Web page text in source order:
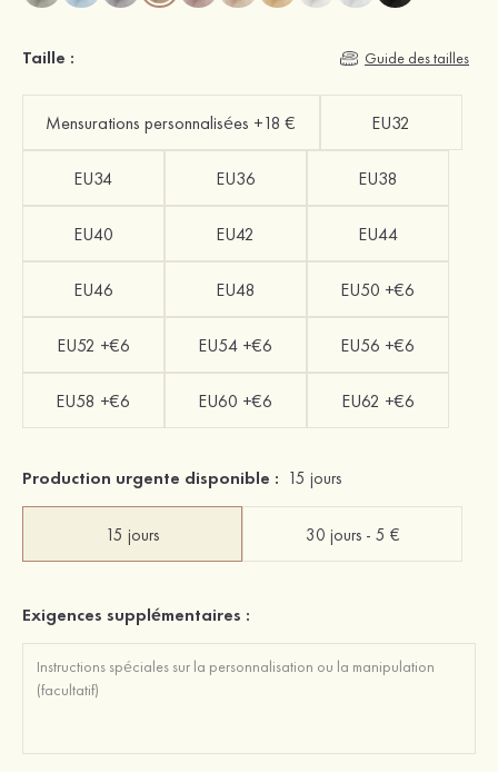
Taille : Guide des tailles
Mensurations personnalisées +18 € EU32
EU34 EU36 EU38
EU40 EU42 EU44
EU46 EU48 EU50 +€6
EU52 +€6 EU54 +€6 EU56 +€6
EU58 +€6 EU60 +€6 EU62 +€6
Production urgente disponible : 15 jours
15 jours 30 jours - 5 €
Exigences supplémentaires :